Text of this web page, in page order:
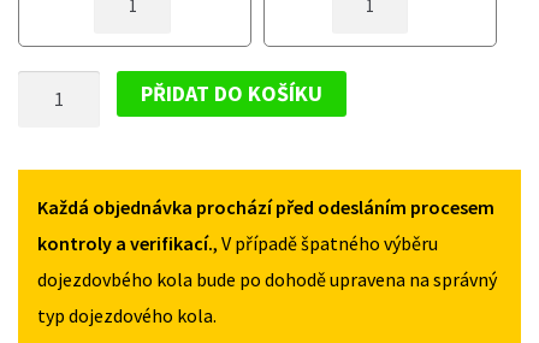
KOLO
2004
KOLO
2004
CADDY
OD
2004
MNOŽSTVÍ
PŘIDAT DO KOŠÍKU
Každá objednávka prochází před odesláním procesem
kontroly a verifikací., V případě špatného výběru
dojezdovbého kola bude po dohodě upravena na správný
typ dojezdového kola.